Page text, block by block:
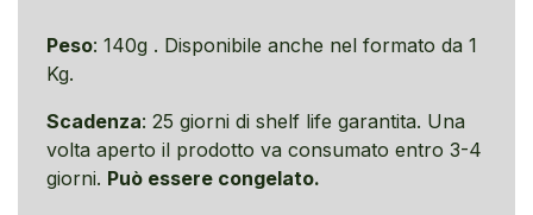
Peso: 140g . Disponibile anche nel formato da 1
Kg.
Scadenza: 25 giorni di shelf life garantita. Una
volta aperto il prodotto va consumato entro 3-4
giorni. Può essere congelato.